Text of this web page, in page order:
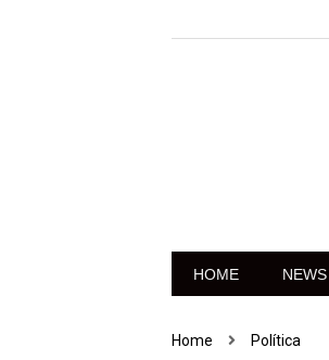
HOME NEWS
Home Política